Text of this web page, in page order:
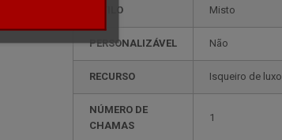
ESTILO misto
PERSONALIZÁVEL não
RECURSO isqueiro de luxo
NÚMERO DE
CHAMAS
1